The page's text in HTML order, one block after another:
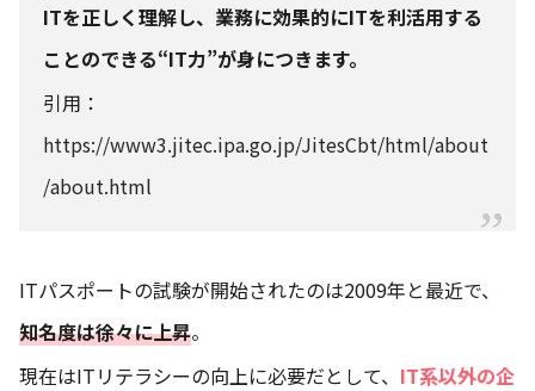
ITを正しく理解し、業務に効果的にITを利活用する
ことのできる“IT力”が身につきます。
引用：
https://www3.jitec.ipa.go.jp/JitesCbt/html/about
/about.html
ITパスポートの試験が開始されたのは2009年と最近で、
知名度は徐々に上昇。
現在はITリテラシーの向上に必要だとして、 IT系以外の企